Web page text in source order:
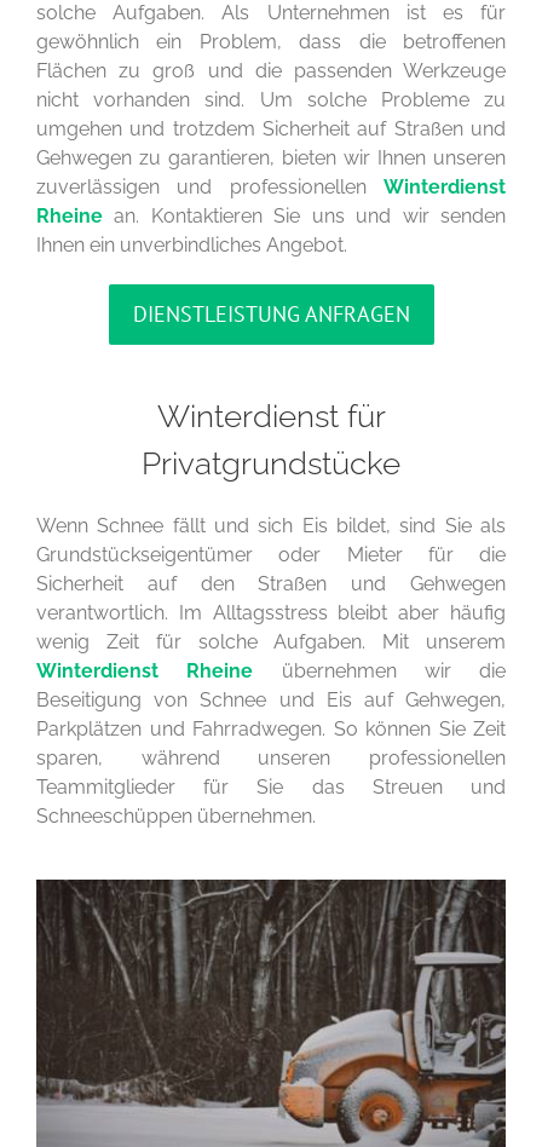
solche Aufgaben. Als Unternehmen ist es für
gewöhnlich ein Problem, dass die betroffenen
Flächen zu groß und die passenden Werkzeuge
nicht vorhanden sind. Um solche Probleme zu
umgehen und trotzdem Sicherheit auf Straßen und
Gehwegen zu garantieren, bieten wir Ihnen unseren
zuverlässigen und professionellen Winterdienst
Rheine an. Kontaktieren Sie uns und wir senden
Ihnen ein unverbindliches Angebot.
DIENSTLEISTUNG ANFRAGEN
Winterdienst für
Privatgrundstücke
Wenn Schnee fällt und sich Eis bildet, sind Sie als
Grundstückseigentümer oder Mieter für die
Sicherheit auf den Straßen und Gehwegen
verantwortlich. Im Alltagsstress bleibt aber häufig
wenig Zeit für solche Aufgaben. Mit unserem
Winterdienst Rheine übernehmen wir die
Beseitigung von Schnee und Eis auf Gehwegen,
Parkplätzen und Fahrradwegen. So können Sie Zeit
sparen, während unseren professionellen
Teammitglieder für Sie das Streuen und
Schneeschüppen übernehmen.